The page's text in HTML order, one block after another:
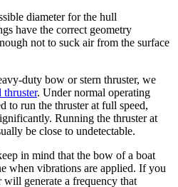
diameter for the hull
have the correct geometry
not to suck air from the surface
duty bow or stern thruster, we
thruster. Under normal operating
to run the thruster at full speed,
Running the thruster at
be close to undetectable.
in mind that the bow of a boat
when vibrations are applied. If you
generate a frequency that